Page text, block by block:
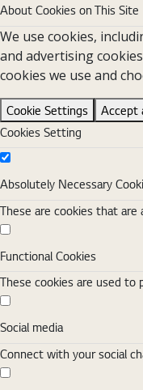
About Cookies on This Site
We use cookies,
and advertising
cookies we use and
Cookie Settings
Accept
Cookies Setting
Absolutely Necessary
Absolutely Necessary
These are cookies that
Functional Cookies
Functional Cookies
These cookies are used to
Social media
Social media
Connect with your social
Analytics Cookies